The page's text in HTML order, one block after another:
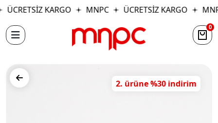
ÜCRETSİZ KARGO MNPC ÜCRETSİZ KARGO
0
2. ürüne %30 indirim